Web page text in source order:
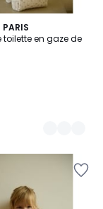
PARIS
toilette en gaze de